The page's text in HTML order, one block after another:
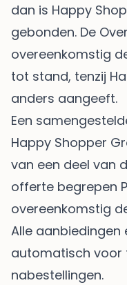
dan is Happy
gebonden. De
overeenkomstig
tot stand, tenzij
anders aangeeft.
Een
Happy Shopper
van een deel van
offerte begrepen
overeenkomstig
Alle
automatisch voor
nabestellingen.